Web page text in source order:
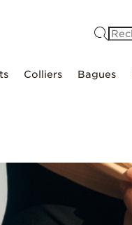
Colliers Bagues